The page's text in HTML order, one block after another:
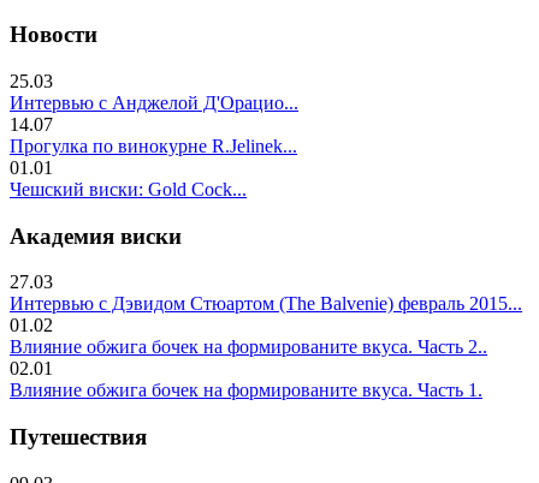
Новости
25.03
Интервью с Анджелой Д'Орацио...
14.07
Прогулка по винокурне R.Jelinek...
01.01
Чешский виски: Gold Cock...
Академия виски
27.03
Интервью с Дэвидом Стюартом (The Balvenie) февраль 2015...
01.02
Влияние обжига бочек на формированите вкуса. Часть 2..
02.01
Влияние обжига бочек на формированите вкуса. Часть 1.
Путешествия